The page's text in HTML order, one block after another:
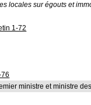
locales sur égouts et
1-72
ministre et ministre